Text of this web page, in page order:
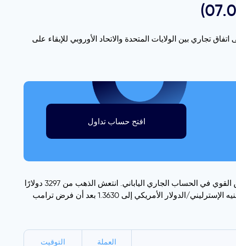
في التوصل إلى اتفاق تجاري بين الولايات المتحدة والاتحاد الأوروبي للإبقاء على
افتح حساب تداول
تراجع الين الياباني متجاوزًا 146 ين بعد أن أكد ترامب فرض رسوم جمركية بنسبة 25% على الواردات اليابانية، على الرغم من الفائض القوي في الحساب الجاري الياباني. انتعش الذهب من 3297 دولارًا
إلى ما يقرب من 3357 دولارًا بسبب المخاوف من الحرب التجارية، على الرغم من أن قوة الدولار حدت من مكاسبه. وارتفع زوج الجنيه الإسترليني/الدولار الأمريكي إلى 1.3630 بعد أن فرض ترامب
التوقيت العملة